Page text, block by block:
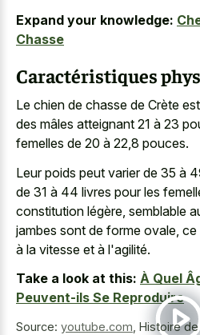
Expand your knowledge:
Chasse
Caractéristiques
Le chien de chasse de Crète
des mâles atteignant 21 à 23
femelles de 20 à 22,8 pouces.
Leur poids peut varier de 35 à
de 31 à 44 livres pour les
constitution légère, semblable
jambes sont de forme ovale,
à la vitesse et à l'agilité.
Take a look at this: À Quel
Peuvent-ils Se Reproduire
Source: youtube.com Histoire